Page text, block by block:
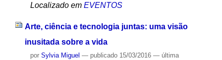
Localizado em EVENTOS
Arte, ciência e tecnologia juntas: uma visão
inusitada sobre a vida
por Sylvia Miguel — publicado15/03/2016 — última